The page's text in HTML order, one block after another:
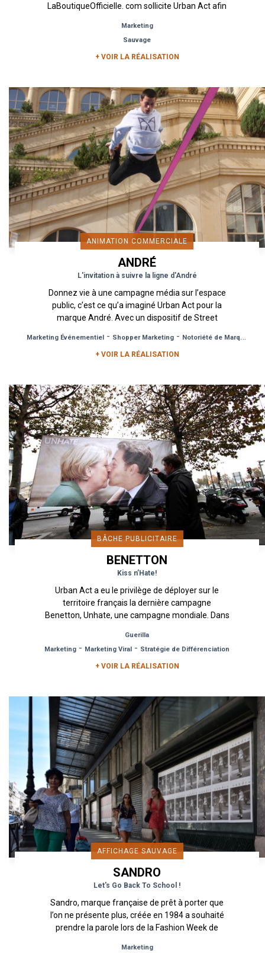
LaBoutiqueOfficielle. com sollicite Urban Act afin
Marketing
Sauvage
+ VOIR LA RÉALISATION
ANIMATION COMMERCIALE
ANDRÉ
L'invitation à suivre la ligne d'André
Donnez vie à une campagne média sur l’espace
public, c’est ce qu’a imaginé Urban Act pour la
marque André. Avec un dispositif de Street
Marketing Événementiel - Shopper Marketing - Notoriété de Marque
+ VOIR LA RÉALISATION
BÂCHE PUBLICITAIRE
BENETTON
Kiss n’Hate!
Urban Act a eu le privilège de déployer sur le
territoire français la dernière campagne
Benetton, Unhate, une campagne mondiale. Dans
Guerilla
Marketing - Marketing Viral - Stratégie de Différenciation
+ VOIR LA RÉALISATION
AFFICHAGE SAUVAGE
SANDRO
Let's Go Back To School !
Sandro, marque française de prêt à porter que
l’on ne présente plus, créée en 1984 a souhaité
prendre la parole lors de la Fashion Week de
Marketing